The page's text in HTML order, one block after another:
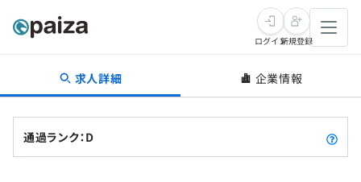
転職・キャリア
新卒就活
ログイン新規登録
求人詳細 企業情報
通過ランク：D